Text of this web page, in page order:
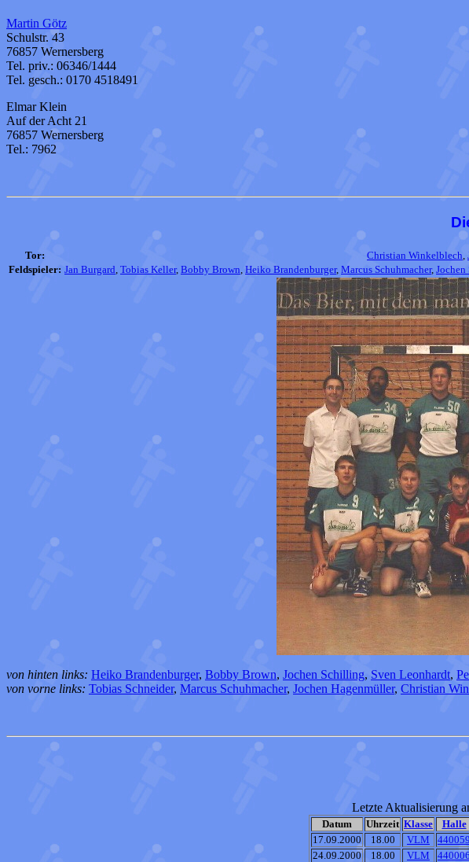
Martin Götz
Schulstr. 43
76857 Wernersberg
Tel. priv.: 06346/1444
Tel. gesch.: 0170 4518491
Elmar Klein
Auf der Acht 21
76857 Wernersberg
Tel.: 7962
Tor: Christian Winkelblech
Feldspieler: Jan Burgard Tobias Keller, Bobby Brown Heiko Brandenburger, Marcus Schuhmacher,
von hinten links: Heiko Brandenburger, Bobby Brown, Jochen Schilling, Sven Leonhardt,
von vorne links: Tobias Schneider, Marcus Schuhmacher, Jochen Hagenmüller, Christian
Letzte Aktualisierung
Datum Uhrzeit Klasse Halle
17.09.2000
18.00 VLM 440059
24.09.2000
18.00 VLM 440006